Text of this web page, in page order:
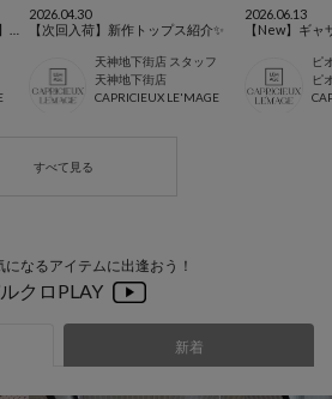
2026.04.30
【次回入荷】新作トップス紹介️✨️
天神地下街店 スタッフ
天神地下街店
CAPRICIEUX LE'MAGE
2026.06.13
ピ
ピ
になるアイテムに出逢おう！
クロPLAY
新着